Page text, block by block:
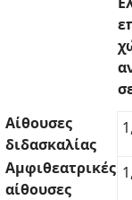
Αίθουσες
διδασκαλίας
Αμφιθεατρικές
αίθουσες